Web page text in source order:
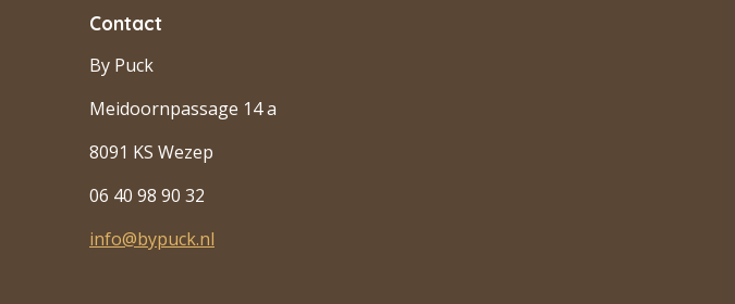
Contact
By Puck
Meidoornpassage 14 a
8091 KS Wezep
06 40 98 90 32
info@bypuck.nl